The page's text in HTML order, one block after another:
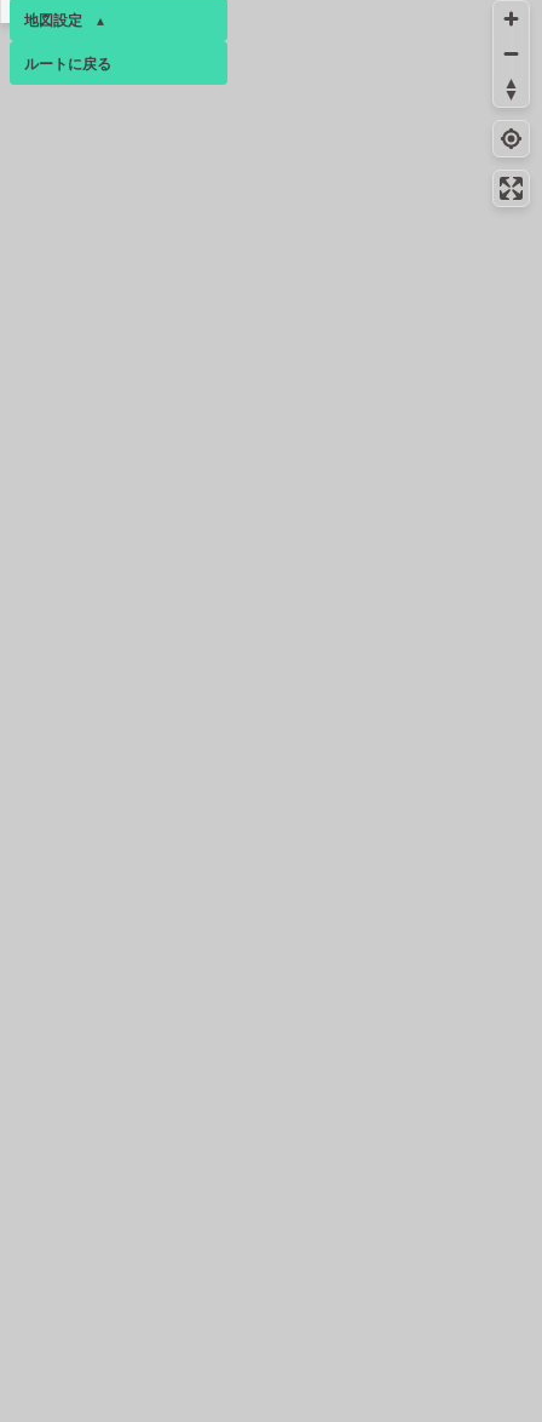
地図設定 ▴
ベース ▴
ルートに戻る